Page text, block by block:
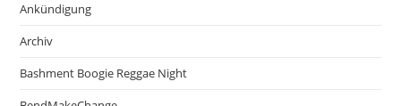
Ankündigung
Archiv
Bashment Boogie Reggae Night